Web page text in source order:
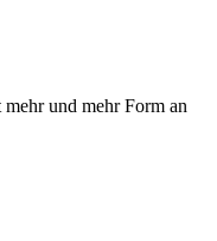
und mehr Form an